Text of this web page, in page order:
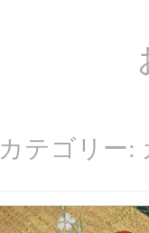
カテゴリー: